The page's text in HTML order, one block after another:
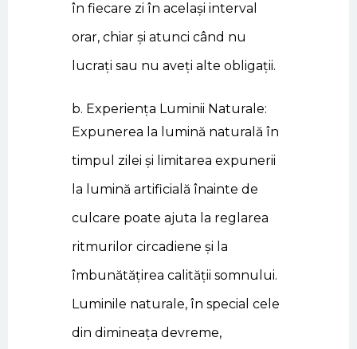
în fiecare zi în același interval
orar, chiar și atunci când nu
lucrați sau nu aveți alte obligații.
b. Experiența Luminii Naturale:
Expunerea la lumină naturală în
timpul zilei și limitarea expunerii
la lumină artificială înainte de
culcare poate ajuta la reglarea
ritmurilor circadiene și la
îmbunătățirea calității somnului.
Luminile naturale, în special cele
din dimineața devreme,